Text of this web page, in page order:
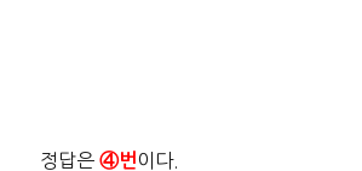
정답은④번 이다.